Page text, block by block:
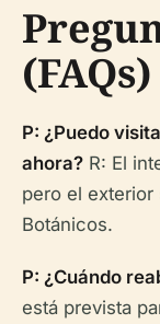
(FAQs)
P: ¿Puedo
ahora? R: El
pero el
Botánicos.
P: ¿Cuándo
está prevista